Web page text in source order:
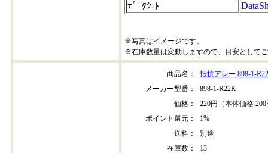
ﾃﾞｰﾀｼ-ﾄ
※写真はイメージです。
※在庫数量は変動しますので、目安として
商品名：
抵抗アレー 898-1-
メーカー型番：
898-1-R22K
価格：
220円（本体価格
ポイント還元：
1%
送料：
別途
在庫数：
13